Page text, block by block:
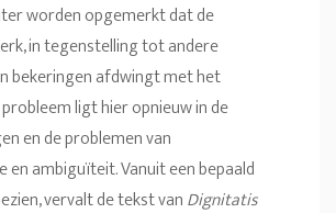
worden opgemerkt dat de
in tegenstelling tot andere
bekeringen afdwingt met het
ligt hier opnieuw in de
en de problemen van
ambiguïteit. Vanuit een bepaald
vervalt de tekst vanDignitatis